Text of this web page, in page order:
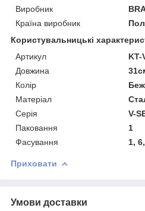
Виробник
Країна виробник
Користувальницькі
Артикул
KT-
Довжина
Колір
Матеріал
Серія
V-
Паковання
1
Фасування
1,
Приховати
Умови доставки